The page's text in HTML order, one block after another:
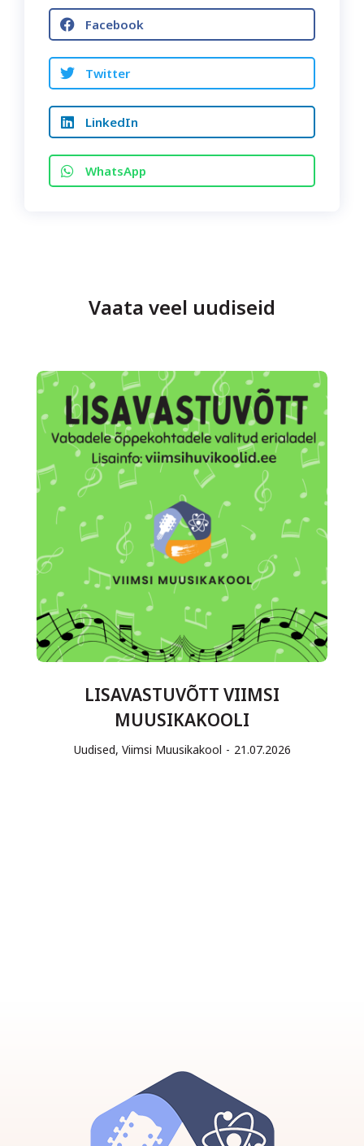
Facebook
Twitter
LinkedIn
WhatsApp
Vaata veel uudiseid
LISAVASTUVÕTT VIIMSI
MUUSIKAKOOLI
Uudised, Viimsi Muusikakool 21.07.2026